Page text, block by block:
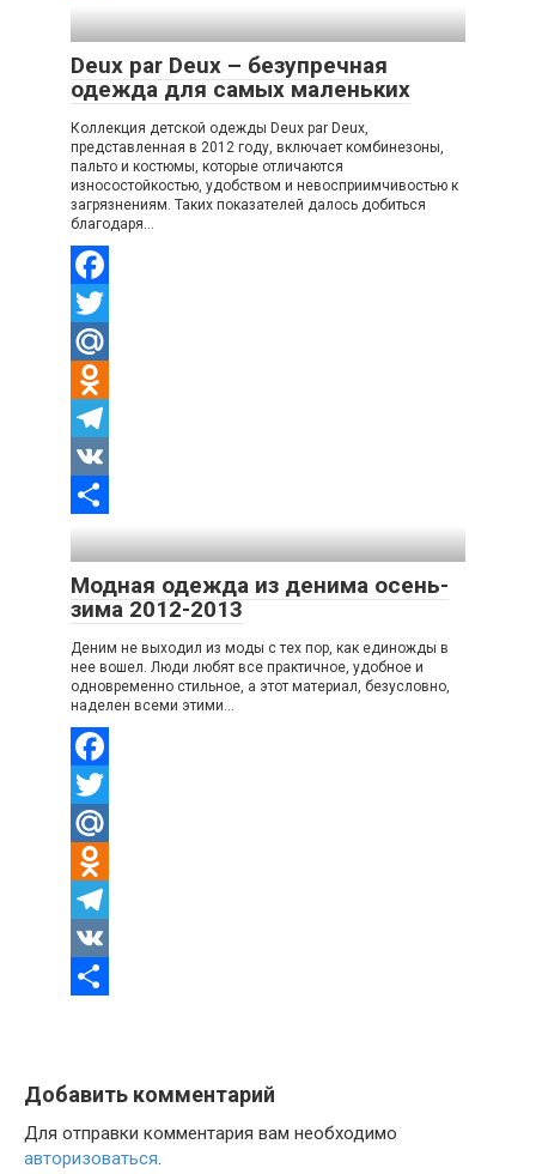
Deux par Deux – безупречная
одежда для самых маленьких
Коллекция детской одежды Deux par Deux,
представленная в 2012 году, включает комбинезоны,
пальто и костюмы, которые отличаются
износостойкостью, удобством и невосприимчивостью к
загрязнениям. Таких показателей далось добиться
благодаря…
Facebook
Twitter
Mail.Ru
Odnoklassniki
Telegram
VK
Модная одежда из денима осень-
зима 2012-2013
Деним не выходил из моды с тех пор, как единожды в
нее вошел. Люди любят все практичное, удобное и
одновременно стильное, а этот материал, безусловно,
наделен всеми этими…
Facebook
Twitter
Mail.Ru
Odnoklassniki
Telegram
VK
Добавить комментарий
Для отправки комментария вам необходимо
авторизоваться.